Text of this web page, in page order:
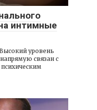
интимные
уровень
связан с